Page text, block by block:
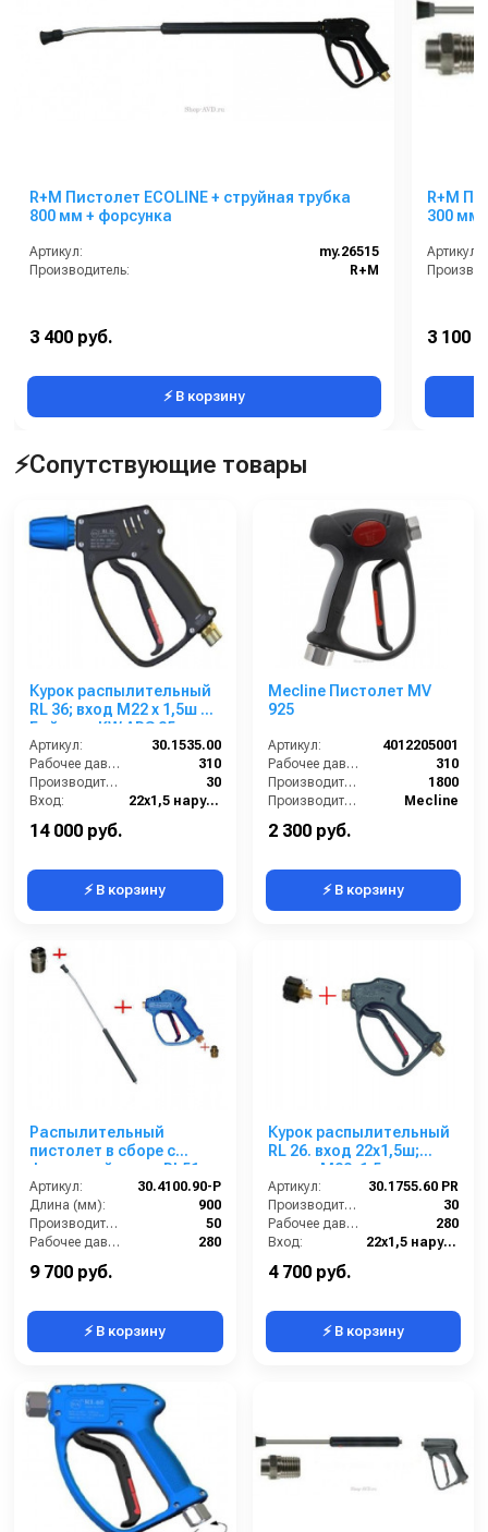
R+M Пистолет ECOLINE + струйная трубка
800 мм + форсунка
Артикул:
my.26515
Производитель:
R+M
3 400 руб.
⚡ В корзину
R+M
300 мм
Артикул:
3 100
⚡Сопутствующие товары
Курок распылительный
RL 36; вход М22 х 1,5ш +
Байонет KW ARS 25
синий (нерж.).
Артикул:
30.1535.00
Рабочее давление (бар):
310
Производительность (л/мин):
30
Вход:
22х1,5 наружняя резьба
14 000 руб.
⚡ В корзину
Mecline Пистолет MV
925
Артикул:
4012205001
Рабочее давление (бар):
310
Производительность (л/ч):
1800
Производитель:
Mecline
2 300 руб.
⚡ В корзину
Распылительный
пистолет в сборе с
форсункой курок RL51
М22х1,5ш 900 мм (нерж).
Артикул:
30.4100.90-P
Длина (мм):
900
Производительность (л/мин):
50
Рабочее давление (бар):
280
9 700 руб.
⚡ В корзину
Курок распылительный
RL 26. вход 22x1,5ш;
выход M22x1,5г
Артикул:
30.1755.60 PR
Производительность (л/мин):
30
Рабочее давление (бар):
280
Вход:
22х1,5 наружняя резьба
4 700 руб.
⚡ В корзину